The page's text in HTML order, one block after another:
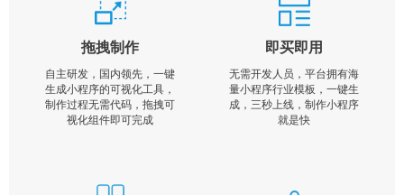
拖拽制作
自主研发，国内领先，一键
生成小程序的可视化工具，
制作过程无需代码，拖拽可
视化组件即可完成
即买即用
无需开发人员，平台拥有海
量小程序行业模板，一键生
成，三秒上线，制作小程序
就是快